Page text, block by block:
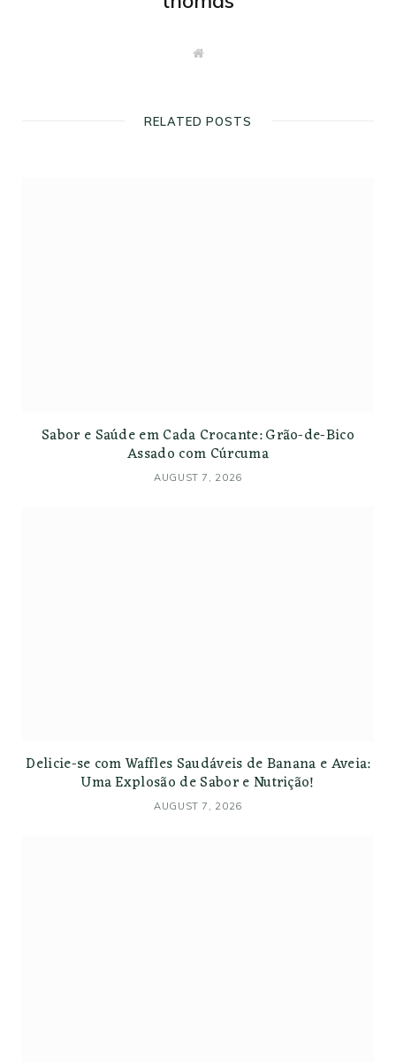
W
t
e
RELATED POSTS
Sabor e Saúde em Cada Crocante: Grão-de-Bico
Assado com Cúrcuma
AUGUST 7, 2026
Delicie-se com Waffles Saudáveis de Banana e Aveia:
Uma Explosão de Sabor e Nutrição!
AUGUST 7, 2026